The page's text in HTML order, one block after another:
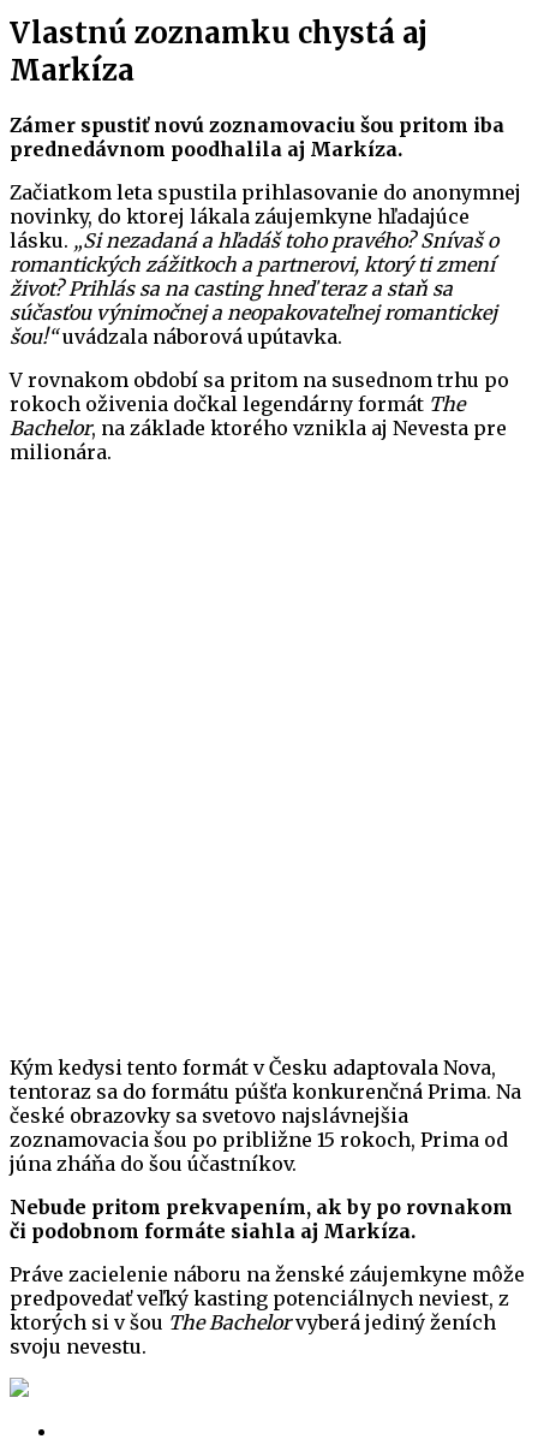
Vlastnú zoznamku chystá aj
Markíza
Zámer spustiť novú zoznamovaciu šou pritom iba
prednedávnom poodhalila aj Markíza.
Začiatkom leta spustila prihlasovanie do anonymnej
novinky, do ktorej lákala záujemkyne hľadajúce
lásku. „Si nezadaná a hľadáš toho pravého? Snívaš o
romantických zážitkoch a partnerovi, ktorý ti zmení
život? Prihlás sa na casting hneď teraz a staň sa
súčasťou výnimočnej a neopakovateľnej romantickej
šou!“uvádzala náborová upútavka.
V rovnakom období sa pritom na susednom trhu po
rokoch oživenia dočkal legendárny formát The
Bachelor, na základe ktorého vznikla aj Nevesta pre
milionára.
Kým kedysi tento formát v Česku adaptovala Nova,
tentoraz sa do formátu púšťa konkurenčná Prima. Na
české obrazovky sa svetovo najslávnejšia
zoznamovacia šou po približne 15 rokoch, Prima od
júna zháňa do šou účastníkov.
Nebude pritom prekvapením, ak by po rovnakom
či podobnom formáte siahla aj Markíza.
Práve zacielenie náboru na ženské záujemkyne môže
predpovedať veľký kasting potenciálnych neviest, z
ktorých si v šou The Bachelorvyberá jediný ženích
svoju nevestu.